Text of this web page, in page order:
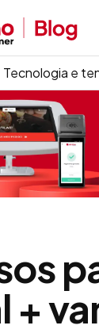
Tecnologia e
+